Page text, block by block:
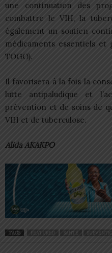
une continuation des
combattre le VIH, la
également un soutien
médicaments essentiels et
TOGO).
Il favorisera à la fois la
lutte antipaludique et
prévention et de soins de
VIH et de tuberculose.
Alida AKAKPO
TAGS FEATURED SANTÉ